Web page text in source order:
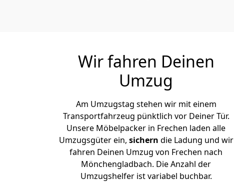
Wir fahren Deinen
Umzug
Am Umzugstag stehen wir mit einem
Transportfahrzeug pünktlich vor Deiner Tür.
Unsere Möbelpacker in Frechen laden alle
Umzugsgüter ein, sichern die Ladung und wir
fahren Deinen Umzug von Frechen nach
Mönchen­gladbach. Die Anzahl der
Umzugshelfer ist variabel buchbar.